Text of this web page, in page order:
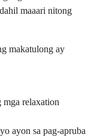
maaari nitong
makatulong ay
mga relaxation
ayon sa pag-apruba